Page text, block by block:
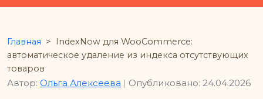
Главная >
IndexNow для WooCommerce:
автоматическое удаление из индекса отсутствующих
товаров
Автор: Ольга Алексеева | Опубликовано: 24.04.2026